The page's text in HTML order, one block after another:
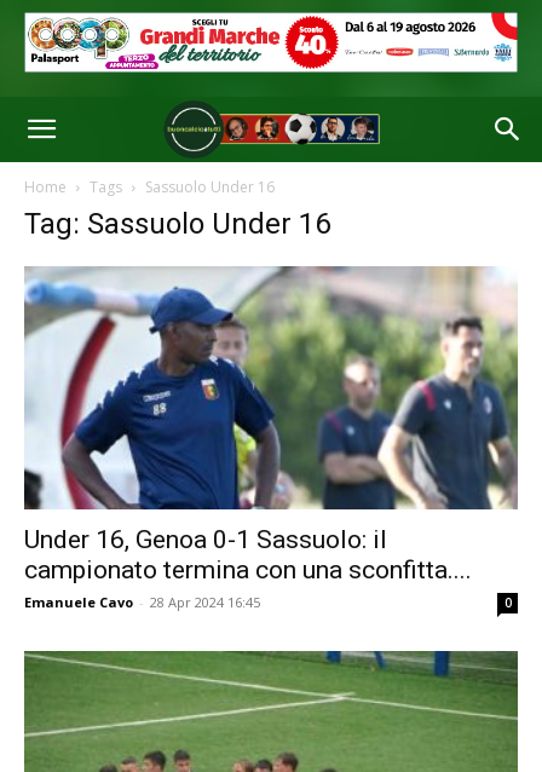
Home Tags Sassuolo Under 16
Tag: Sassuolo Under 16
Under 16, Genoa 0-1 Sassuolo: il
campionato termina con una sconfitta....
Emanuele Cavo - 28 Apr 2024 16:45 0